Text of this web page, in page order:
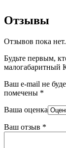
Отзывы
Отзывов пока нет.
Будьте первым,
Ваш e-mail не
помечены *
Ваша оценка
Ваш отзыв *